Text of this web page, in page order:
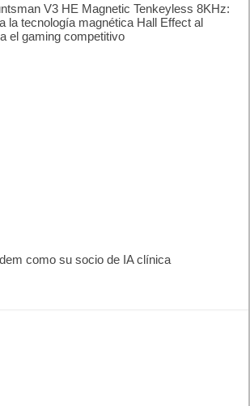
V3 HE Magnetic Tenkeyless 8KHz:
la tecnología magnética Hall Effect al
el gaming competitivo
como su socio de IA clínica